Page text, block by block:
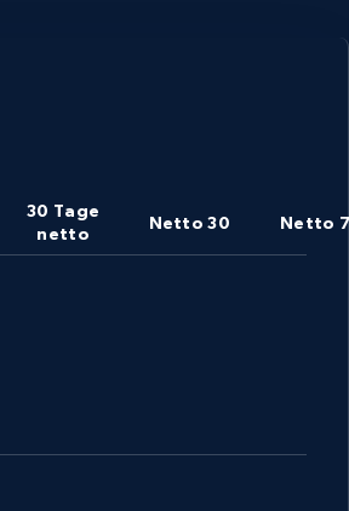
30 Tage
netto
Netto 30 Netto